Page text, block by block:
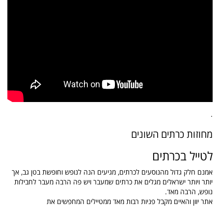
.
מחוזות כרתים השונים
לטייל בכרתים
אמנם חלק גדול מהנוסעים לכרתים, מגיעים הנה לנופש וחופשת בטן גב, אך
יותר ויותר ישראלים מגלים את כרתים שמעבר ויש פה הרבה מעבר לחבילות
נופש, הרבה מאד.
אתר יוון והאיים מקבל פניות רבות מאד ממטיילים המחפשים את